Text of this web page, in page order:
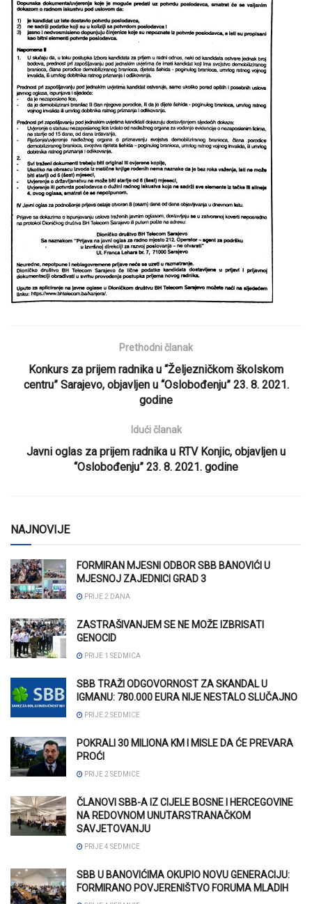
Prethodni članak
Konkurs za prijem radnika u “Željezničkom školskom
centru” Sarajevo, objavljen u “Oslobođenju” 23. 8. 2021.
godine
Idući članak
Javni oglas za prijem radnika u RTV Konjic, objavljen u
“Oslobođenju” 23. 8. 2021. godine
NAJNOVIJE
FORMIRAN MJESNI ODBOR SBB BANOVIĆI U
MJESNOJ ZAJEDNICI GRAD 3
PRIJE 2 DANA
ZASTRAŠIVANJEM SE NE MOŽE IZBRISATI
GENOCID
PRIJE 1 SEDMICA
SBB TRAŽI ODGOVORNOST ZA SKANDAL U
IGMANU: 780.000 EURA NIJE NESTALO SLUČAJNO
PRIJE 2 SEDMICE
POKRALI 30 MILIONA KM I MISLE DA ĆE PREVARA
PROĆI
PRIJE 2 SEDMICE
ČLANOVI SBB-A IZ CIJELE BOSNE I HERCEGOVINE
NA REDOVNOM UNUTARSTRANAČKOM
SAVJETOVANJU
PRIJE 4 SEDMICE
SBB U BANOVIĆIMA OKUPIO NOVU GENERACIJU:
FORMIRANO POVJERENIŠTVO FORUMA MLADIH